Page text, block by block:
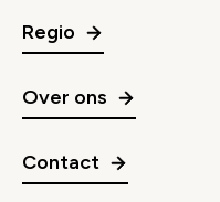
Regio
Over ons
Contact